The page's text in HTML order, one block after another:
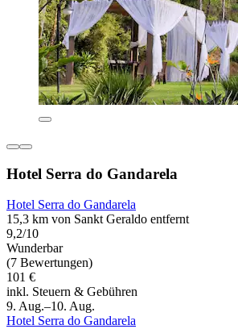
Hotel Serra do Gandarela
Hotel Serra do Gandarela
15,3 km von Sankt Geraldo entfernt
9,2/10
Wunderbar
(7 Bewertungen)
101 €
inkl. Steuern & Gebühren
9. Aug.–10. Aug.
Hotel Serra do Gandarela